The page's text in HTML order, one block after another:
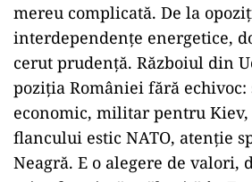
mereu complicată. De la
interdependențe energetice,
cerut prudență. Războiul din
poziția României fără
economic, militar pentru Kiev,
flancului estic NATO, atenție
Neagră. E o alegere de valori,